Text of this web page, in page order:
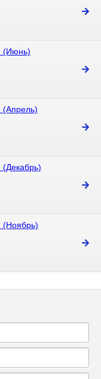
(Июнь)
(Апрель)
(Декабрь)
(Ноябрь)